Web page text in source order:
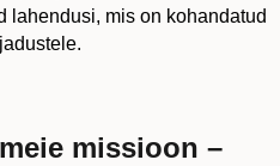
lahendusi, mis on kohandatud
missioon –